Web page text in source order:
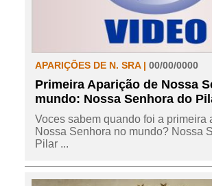
APARIÇÕES DE N. SRA | 00/00/0000
Primeira Aparição de Nossa
mundo: Nossa Senhora do
Voces sabem quando foi a primeira
Nossa Senhora no mundo? Nossa
Pilar ...